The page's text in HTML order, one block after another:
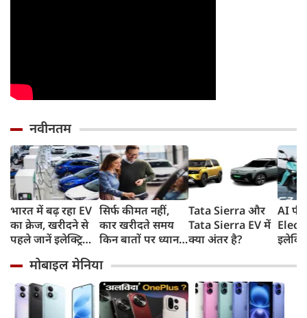
नवीनतम
भारत में बढ़ रहा EV
का क्रेज, खरीदने से
पहले जानें इलेक्ट्रिक
और इनके फायदे
सिर्फ कीमत नहीं,
कार खरीदते समय
किन बातों पर ध्यान
Tata Sierra और
Tata Sierra EV में
क्या अंतर है?
AI
8 साल
तो
मोबाइल मेनिया